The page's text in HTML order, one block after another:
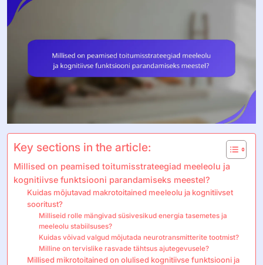
Key sections in the article:
Millised on peamised toitumisstrateegiad meeleolu ja
kognitiivse funktsiooni parandamiseks meestel?
Kuidas mõjutavad makrotoitained meeleolu ja kognitiivset
sooritust?
Milliseid rolle mängivad süsivesikud energia tasemetes ja
meeleolu stabiilsuses?
Kuidas võivad valgud mõjutada neurotransmitterite tootmist?
Milline on tervislike rasvade tähtsus ajutegevusele?
Millised mikrotoitained on olulised kognitiivse funktsiooni ja